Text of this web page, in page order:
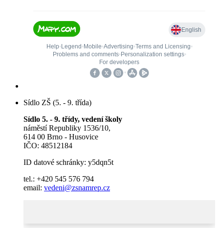
Sídlo ZŠ (5. - 9. třída)
Sídlo 5. - 9. třídy, vedení školy
náměstí Republiky 1536/10,
614 00 Brno - Husovice
IČO: 48512184
ID datové schránky: y5dqn5t
tel.: +420 545 576 794
email: vedeni@zsnamrep.cz